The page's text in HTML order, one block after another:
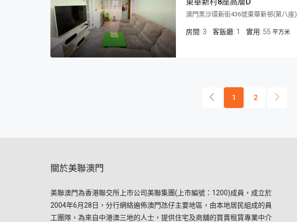
澳門黑沙環新街436號東華新邨(第八座)
房間: 3 客飯廳: 1 55 平方米
1 2
關於美聯澳門
美聯澳門為香港聯交所上市公司美聯集團(上市編號：1200)成員，成立於
2004年6月28日，分行網絡遍佈澳門氹仔主要地區，由本地居民組成的員
工團隊，為來自中港澳三地的人士，提供住宅及商舖的買賣租賃專業中介